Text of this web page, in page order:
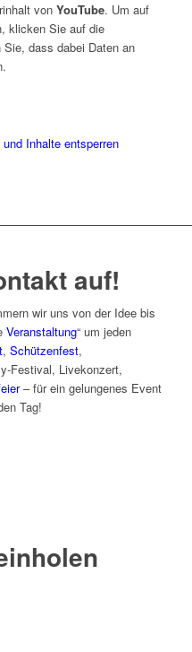
von YouTube. Um auf
klicken Sie auf die
dass dabei Daten an
Inhalte entsperren
auf!
wir uns von der Idee bis
Veranstaltung“ um jeden
, Schützenfest,
Festival, Livekonzert,
– für ein gelungenes Event
Tag!